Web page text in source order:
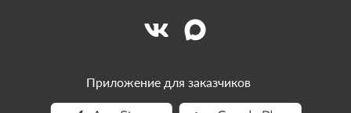
Приложение для заказчиков